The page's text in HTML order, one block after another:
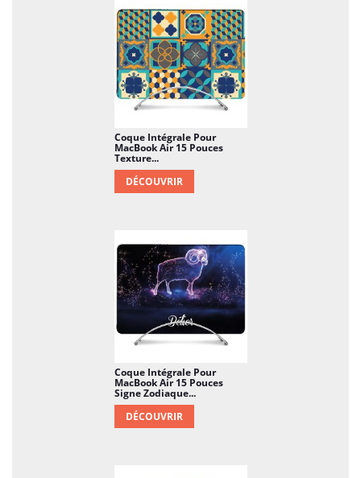
Coque Intégrale Pour
MacBook Air 15 Pouces
Texture...
DÉCOUVRIR
Coque Intégrale Pour
MacBook Air 15 Pouces
Signe Zodiaque...
DÉCOUVRIR